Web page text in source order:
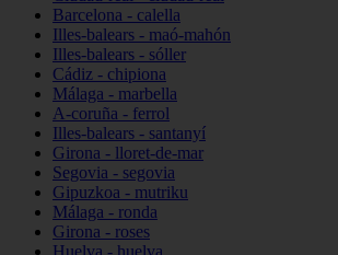
Barcelona - calella
Illes-balears - maó-mahón
Illes-balears - sóller
Cádiz - chipiona
Málaga - marbella
A-coruña - ferrol
Illes-balears - santanyí
Girona - lloret-de-mar
Segovia - segovia
Gipuzkoa - mutriku
Málaga - ronda
Girona - roses
Huelva - huelva